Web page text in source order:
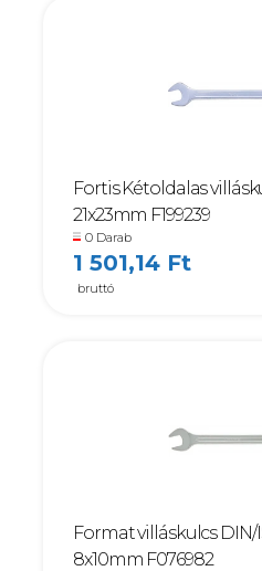
Fortis Kétoldalas
21x23mm F199239
0 Darab
1 501,14 Ft
bruttó
Format villáskulcs DIN/
8x10mm F076982